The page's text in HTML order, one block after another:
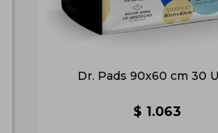
Dr. Pads 90x60 cm 30
$ 1.063